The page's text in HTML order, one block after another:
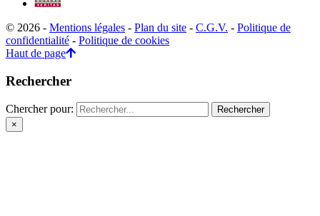
© 2026 - Mentions légales - Plan du site - C.G.V. - Politique de
confidentialité - Politique de cookies
Haut de page
Rechercher
Chercher pour:
×